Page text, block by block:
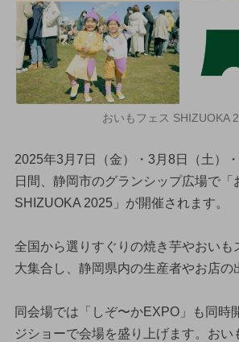
おいもフェス SHIZUOKA
2025年3月7日（金）・3月8日（土）
日間、静岡市のグランシップ広場で「
SHIZUOKA 2025」が開催されます。
全国から選りすぐりの焼き芋やおいも
大集合し、静岡県内の生産者やお店の
同会場では「しぞ〜かEXPO」も同時
ジショーで会場を盛り上げます。おい